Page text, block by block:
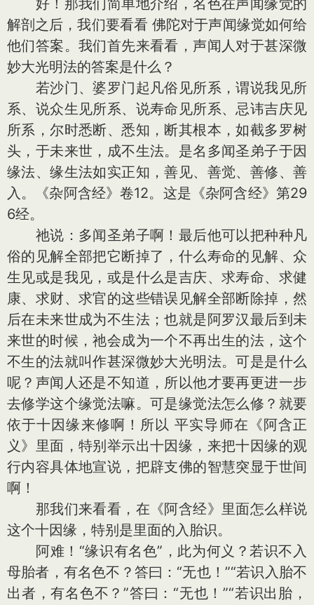
好！那我们简单地介绍，名色在声闻缘觉的
解剖之后，我们要看看 佛陀对于声闻缘觉如何给
他们答案。我们首先来看看，声闻人对于甚深微
妙大光明法的答案是什么？
若沙门、婆罗门起凡俗见所系，谓说我见所
系、说众生见所系、说寿命见所系、忌讳吉庆见
所系，尔时悉断、悉知，断其根本，如截多罗树
头，于未来世，成不生法。是名多闻圣弟子于因
缘法、缘生法如实正知，善见、善觉、善修、善
入。《杂阿含经》卷12。这是《杂阿含经》第29
6经。
祂说：多闻圣弟子啊！最后他可以把种种凡
俗的见解全部把它断掉了，什么寿命的见解、众
生见或是我见，或是什么是吉庆、求寿命、求健
康、求财、求官的这些错误见解全部断除掉，然
后在未来世成为不生法；也就是阿罗汉最后到未
来世的时候，祂会成为一个不再出生的法，这个
不生的法就叫作甚深微妙大光明法。可是是什么
呢？声闻人还是不知道，所以他才要再更进一步
去修学这个缘觉法嘛。可是缘觉法怎么修？就要
依于十因缘来修啊！所以 平实导师在《阿含正
义》里面，特别举示出十因缘，来把十因缘的观
行内容具体地宣说，把辟支佛的智慧突显于世间
啊！
那我们来看看，在《阿含经》里面怎么样说
这个十因缘，特别是里面的入胎识。
阿难！“缘识有名色”，此为何义？若识不入
母胎者，有名色不？答曰：“无也！”“若识入胎不
出者，有名色不？”答曰：“无也！”“若识出胎，